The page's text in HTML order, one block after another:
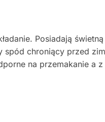
Posiadają
spód chroniący przed
na przemakanie a